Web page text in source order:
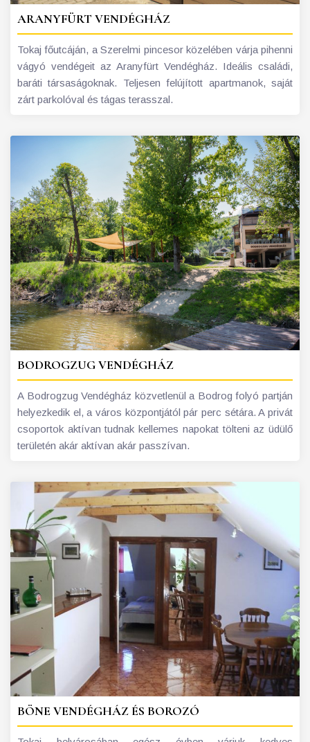
ARANYFÜRT VENDÉGHÁZ
Tokaj főutcáján, a Szerelmi pincesor közelében várja pihenni
vágyó vendégeit az Aranyfürt Vendégház. Ideális családi,
baráti társaságoknak. Teljesen felújított apartmanok, saját
zárt parkolóval és tágas terasszal.
BODROGZUG VENDÉGHÁZ
A Bodrogzug Vendégház közvetlenül a Bodrog folyó partján
helyezkedik el, a város központjától pár perc sétára. A privát
csoportok aktívan tudnak kellemes napokat tölteni az üdülő
területén akár aktívan akár passzívan.
BÖNE VENDÉGHÁZ ÉS BOROZÓ